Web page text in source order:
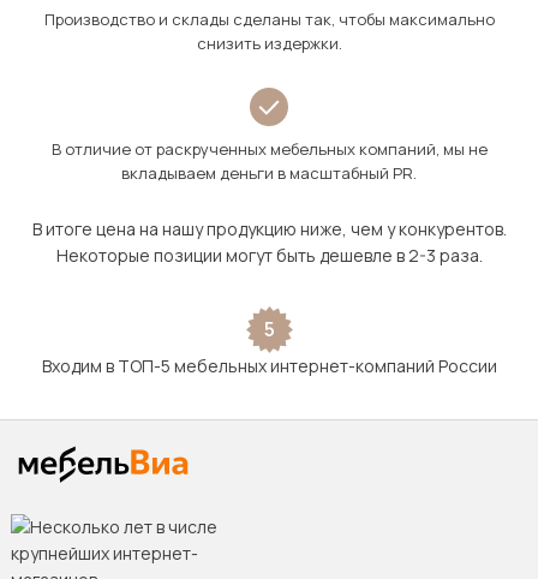
Производство и склады сделаны так, чтобы максимально
снизить издержки.
В отличие от раскрученных мебельных компаний, мы не
вкладываем деньги в масштабный PR.
В итоге цена на нашу продукцию ниже, чем у конкурентов.
Некоторые позиции могут быть дешевле в 2-3 раза.
5
Входим в ТОП-5 мебельных интернет-компаний России